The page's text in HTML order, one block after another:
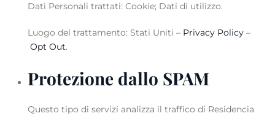
Dati Personali trattati: Cookie; Dati di utilizzo.
Luogo del trattamento: Stati Uniti – Privacy Policy –
Opt Out.
Protezione dallo SPAM
Questo tipo di servizi analizza il traffico di Residencia